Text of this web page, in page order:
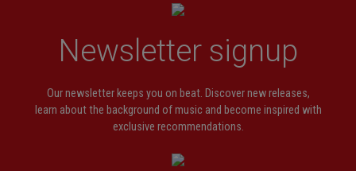
Newsletter signup
Our newsletter keeps you on beat. Discover new releases,
learn about the background of music and become inspired with
exclusive recommendations.